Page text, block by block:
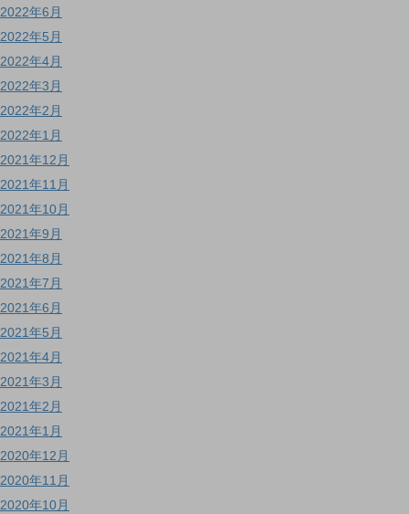
2022年6月
2022年5月
2022年4月
2022年3月
2022年2月
2022年1月
2021年12月
2021年11月
2021年10月
2021年9月
2021年8月
2021年7月
2021年6月
2021年5月
2021年4月
2021年3月
2021年2月
2021年1月
2020年12月
2020年11月
2020年10月